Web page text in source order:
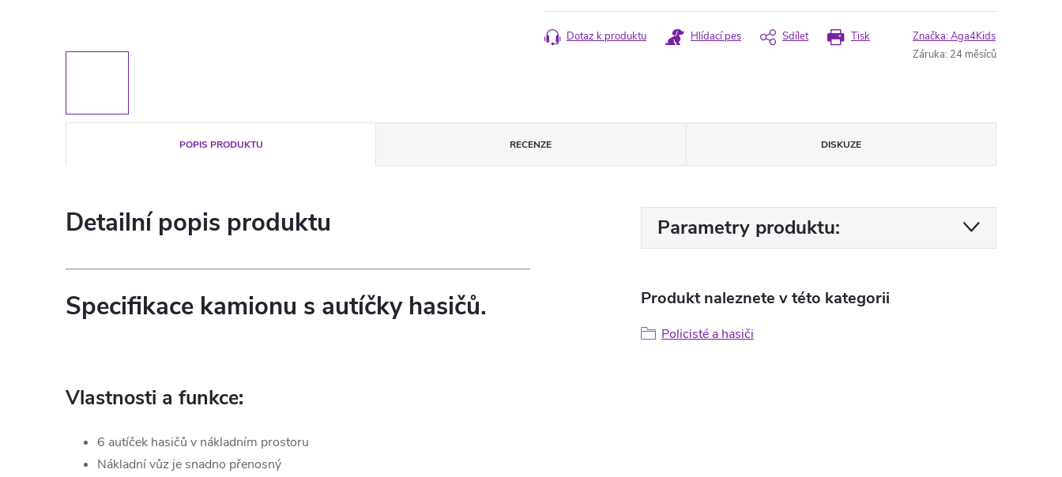
cena:
Tisk
Dotaz k produktu Hlídací pes Sdílet Značka:Aga4Kids
Záruka: 24 měsíců
POPIS PRODUKTU RECENZE DISKUZE
Detailní popis produktu
Specifikace kamionu s autíčky hasičů.
Vlastnosti a funkce:
6 autíček hasičů v nákladním prostoru
Nákladní vůz je snadno přenosný
Parametry produktu:
Produkt naleznete v této kategorii
Policisté a hasiči